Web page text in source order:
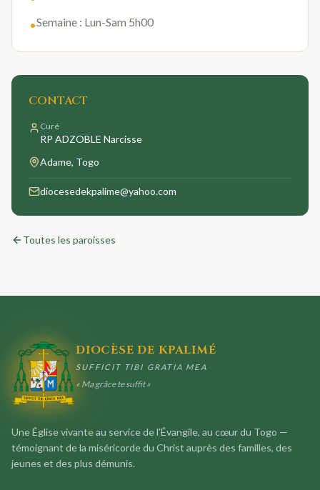
•Semaine : Lun-Sam 5h00
CONTACT
Curé
RP ADZOBLE Narcisse
Adame, Togo
diocesedekpalime@yahoo.com
Toutes les paroisses
DIOCÈSE DE KPALIMÉ
SUFFICIT TIBI GRATIA MEA
« Ma grâce te suffit »
Une Église vivante au service de l'Évangile, au cœur du Togo —
témoignant de la miséricorde du Christ auprès des familles, des
jeunes et des plus démunis.